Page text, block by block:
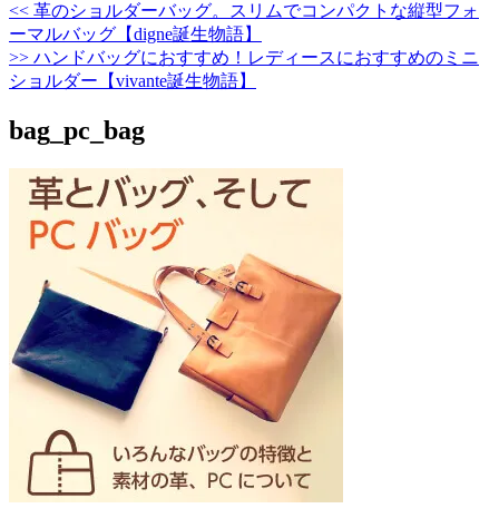
投
稿
ナ
ビ
ー
シ
<< 革のショルダーバッグ。スリムでコンパクトな縦型フォ
ーマルバッグ【digne誕生物語】
>> ハンドバッグにおすすめ！レディースにおすすめのミニ
ショルダー【vivante誕生物語】
bag_pc_bag